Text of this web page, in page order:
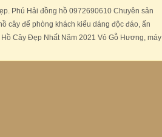
Phú Hải đồng hồ 0972690610 Chuyên sản
cây để phòng khách kiểu dáng độc đáo, ấn
Cây Đẹp Nhất Năm 2021 Vỏ Gỗ Hương, máy